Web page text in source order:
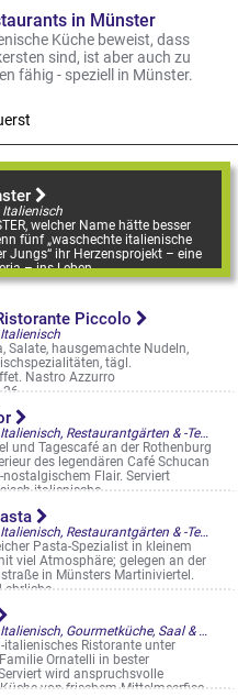
in Münster
Küche beweist, dass
sind, ist aber auch zu
fähig - speziell in Münster.
Italienisch
welcher Name hätte besser
fünf „waschechte italienische
Jungs“ ihr Herzensprojekt – eine
– ins Leben ...
62
Piccolo
Salate, hausgemachte Nudeln,
tägl.
Nastro Azzurro
26
Restaurant, Italienisch, Restaurantgärten & -Terrassen, Straßencafés & Boulevardterrassen
und Tagescafé an der Rothenburg
des legendären Café Schucan
Flair. Serviert
italienische, ...
14-16
Restaurant, Italienisch, Restaurantgärten & -Terrassen, Straßencafés & Boulevardterrassen
Pasta-Spezialist in kleinem
viel Atmosphäre; gelegen an der
in Münsters Martiniviertel.
ehrliche, ...
35-37
Restaurant, Italienisch, Gourmetküche, Saal & Eventlocation
italienisches Ristorante unter
Ornatelli in bester
wird anspruchsvolle
von frischem Mittelmeerfisc